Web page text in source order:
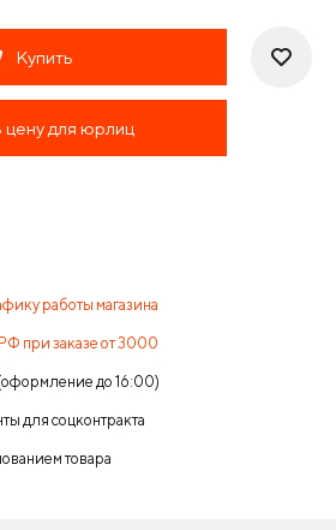
Купить
цену для юрлиц
работы магазина
при заказе от 3000
до 16:00)
для соцконтракта
товара